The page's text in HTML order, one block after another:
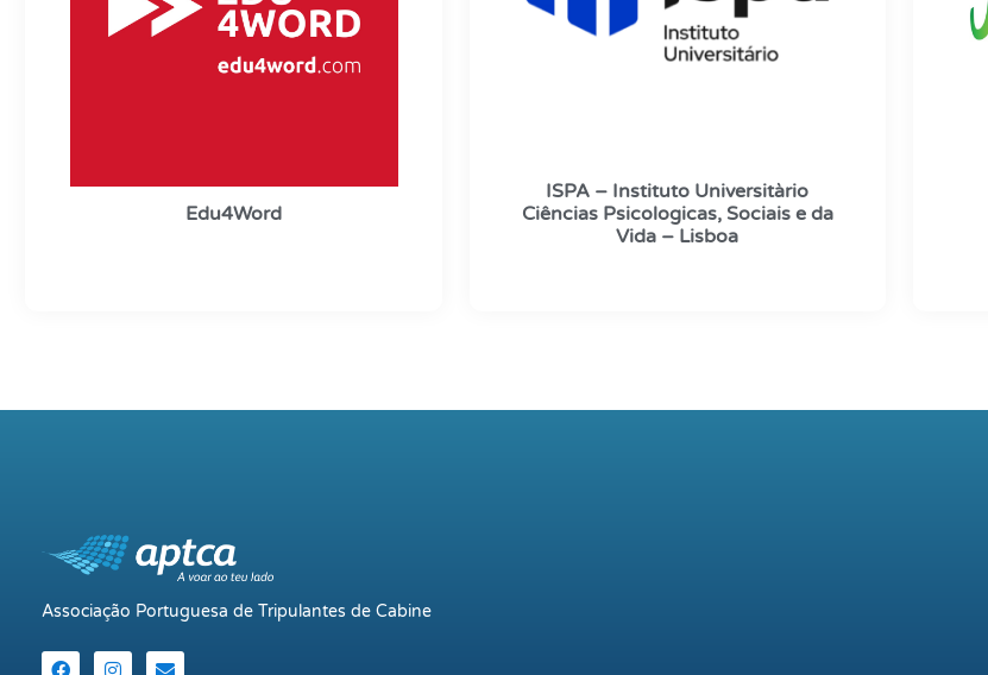
Edu4Word
ISPA – Instituto Universitàrio
Ciências Psicologicas, Sociais e da
Vida – Lisboa
Associação Portuguesa de Tripulantes de Cabine